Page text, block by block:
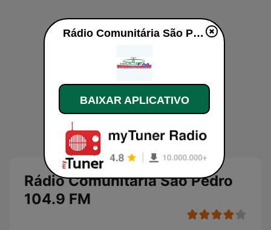
Rádio Comunitária São Pedro
104.9 FM
Rádio Comunitária São Pedro 104.9 FM ao vivo
BAIXAR APLICATIVO